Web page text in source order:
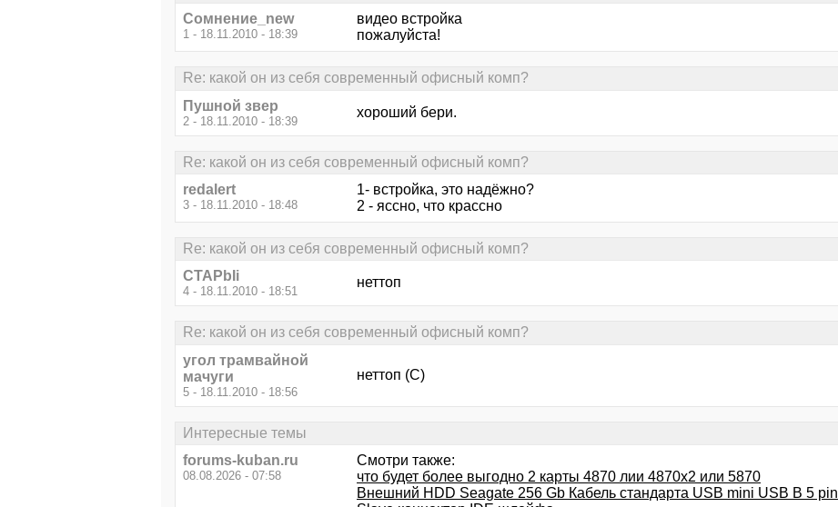
Сомнение_new
1 - 18.11.2010 - 18:39
видео встройка
пожалуйста!
Re: какой он из себя современный офисный комп?
Пушной звер
2 - 18.11.2010 - 18:39
хороший бери.
Re: какой он из себя современный офисный комп?
redalert
3 - 18.11.2010 - 18:48
1- встройка, это надёжно?
2 - яссно, что крассно
Re: какой он из себя современный офисный комп?
CTAPbIi
4 - 18.11.2010 - 18:51
неттоп
Re: какой он из себя современный офисный комп?
угол трамвайной
мачуги
5 - 18.11.2010 - 18:56
неттоп (С)
Интересные темы
forums-kuban.ru
08.08.2026 - 07:58
Смотри также:
что будет более выгодно 2 карты 4870 лии 4870x2 или 5870
Внешний HDD Seagate 256 Gb Кабель стандарта USB mini USB B 5 pin